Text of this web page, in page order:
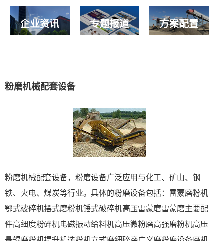
企业资讯 专题报道 方案配置
粉磨机械配套设备
粉磨机械配套设备，粉磨设备广泛应用与化工、矿山、钢
铁、火电、煤炭等行业。具体的粉磨设备包括：雷蒙磨粉机
鄂式破碎机摆式磨粉机锤式破碎机高压雷蒙磨雷蒙磨主要配
件高细度粉碎机电磁振动给料机高压微粉磨高强磨粉机高压